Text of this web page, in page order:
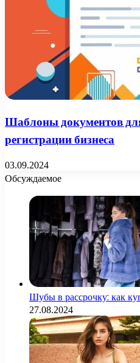
Шаблоны документов
регистрации бизнеса
03.09.2024
Обсуждаемое
Шубы в рассрочку: как
27.08.2024